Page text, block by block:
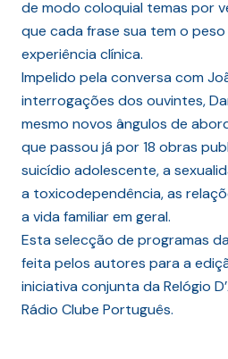
de modo coloquial temas por
que cada frase sua tem o
experiência clínica.
Impelido pela conversa com
interrogações dos ouvintes,
mesmo novos ângulos de
que passou já por 18 obras
suicídio adolescente, a
a toxicodependência, as
a vida familiar em geral.
Esta selecção de programas
feita pelos autores para a
iniciativa conjunta da Relógio
Rádio Clube Português.